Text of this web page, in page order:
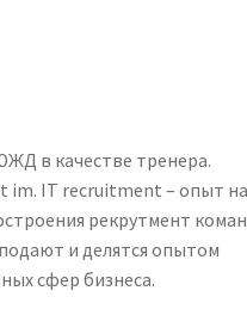
в качестве тренера.
im. IT recruitment – опыт
рекрутмент
и делятся опытом
сфер бизнеса.